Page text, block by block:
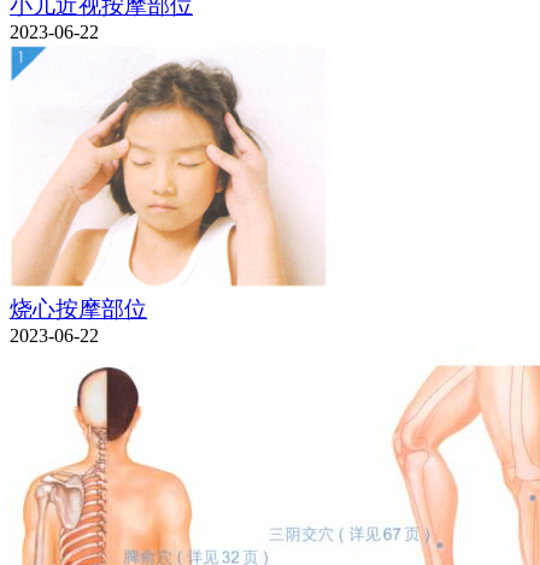
小儿近视按摩部位
2023-06-22
烧心按摩部位
2023-06-22